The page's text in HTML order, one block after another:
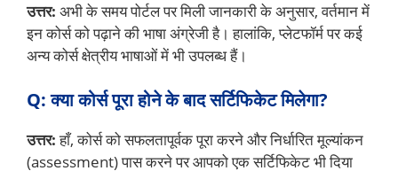
उत्तर: अभी के समय पोर्टल पर मिली जानकारी के अनुसार, वर्तमान में
इन कोर्स को पढ़ाने की भाषा अंग्रेजी है। हालांकि, प्लेटफॉर्म पर कई
अन्य कोर्स क्षेत्रीय भाषाओं में भी उपलब्ध हैं।
Q: क्या कोर्स पूरा होने के बाद सर्टिफिकेट मिलेगा?
उत्तर:हाँ, कोर्स को सफलतापूर्वक पूरा करने और निर्धारित मूल्यांकन
(assessment) पास करने पर आपको एक सर्टिफिकेट भी दिया